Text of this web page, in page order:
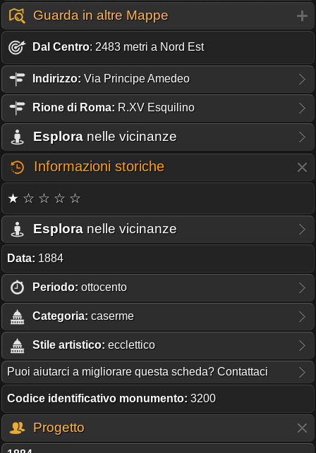
Guarda in altre Mappe
Dal Centro: 2483 metri a Nord Est
Indirizzo: Via Principe Amedeo
Rione di Roma: R.XV Esquilino
Esplora nelle vicinanze
Informazioni storiche
★ ☆ ☆ ☆ ☆
Esplora nelle vicinanze
Data: 1884
Periodo: ottocento
Categoria: caserme
Stile artistico: ecclettico
Puoi aiutarci a migliorare questa scheda? Contattaci
Codice identificativo monumento: 3200
Progetto